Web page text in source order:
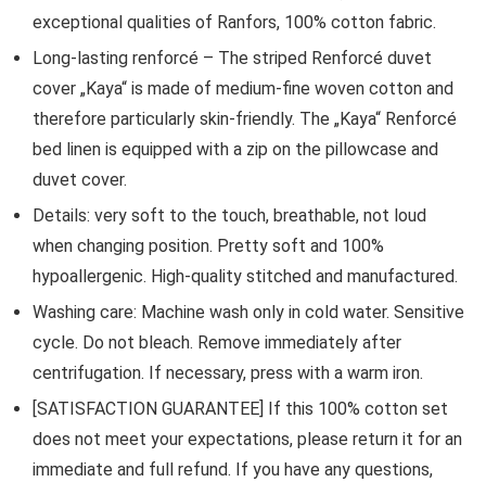
exceptional qualities of Ranfors, 100% cotton fabric.
Long-lasting renforcé – The striped Renforcé duvet
cover „Kaya“ is made of medium-fine woven cotton and
therefore particularly skin-friendly. The „Kaya“ Renforcé
bed linen is equipped with a zip on the pillowcase and
duvet cover.
Details: very soft to the touch, breathable, not loud
when changing position. Pretty soft and 100%
hypoallergenic. High-quality stitched and manufactured.
Washing care: Machine wash only in cold water. Sensitive
cycle. Do not bleach. Remove immediately after
centrifugation. If necessary, press with a warm iron.
[SATISFACTION GUARANTEE] If this 100% cotton set
does not meet your expectations, please return it for an
immediate and full refund. If you have any questions,